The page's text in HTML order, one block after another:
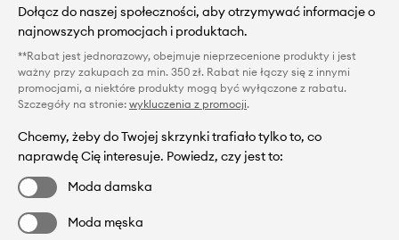
Dołącz do naszej społeczności, aby otrzymywać informacje o
najnowszych promocjach i produktach.
**Rabat jest jednorazowy, obejmuje nieprzecenione produkty i jest
ważny przy zakupach za min. 350 zł. Rabat nie łączy się z innymi
promocjami, a niektóre produkty mogą być wyłączone z rabatu.
Szczegóły na stronie: wykluczenia z promocji.
Chcemy, żeby do Twojej skrzynki trafiało tylko to, co
naprawdę Cię interesuje. Powiedz, czy jest to:
Moda damska
Moda męska